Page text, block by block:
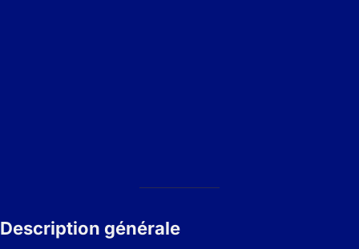
Description générale